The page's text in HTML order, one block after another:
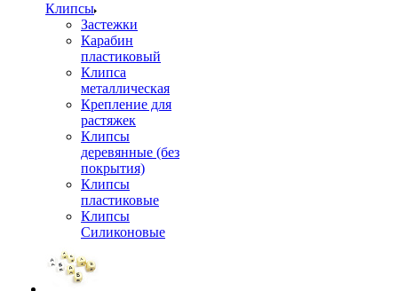
Клипсы
Застежки
Карабин
пластиковый
Клипса
металлическая
Крепление для
растяжек
Клипсы
деревянные (без
покрытия)
Клипсы
пластиковые
Клипсы
Силиконовые